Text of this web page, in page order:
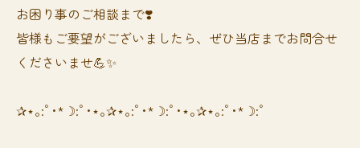
お困り事のご相談まで❣️
皆様もご要望がございましたら、ぜひ当店までお問合せ
くださいませ💪✨
✰⋆｡:ﾟ･*☽:ﾟ･⋆｡✰⋆｡:ﾟ･*☽:ﾟ･⋆｡✰⋆｡:ﾟ･*☽:ﾟ